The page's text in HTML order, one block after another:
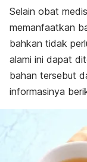
Selain obat
memanfaatkan
bahkan tidak
alami ini dapat
bahan tersebut
informasinya